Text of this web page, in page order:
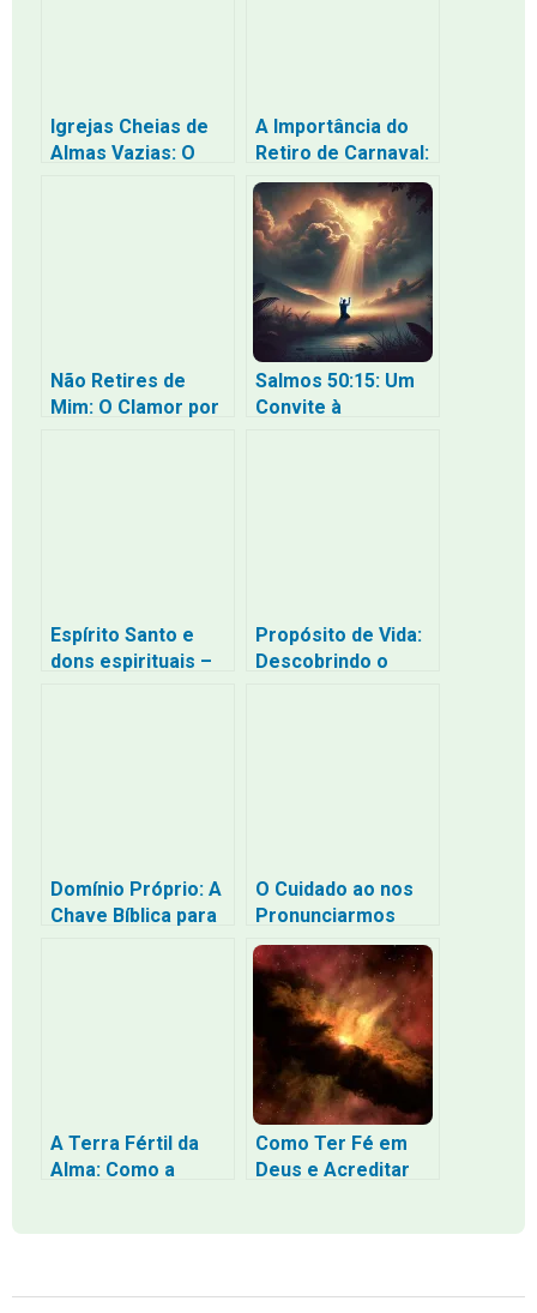
Igrejas Cheias de
Almas Vazias: O
A Importância do
Retiro de Carnaval:
Reflexão e
Santificação
Não Retires de
Mim: O Clamor por
Salmos 50:15: Um
Convite à
Espírito Santo e
dons espirituais –
Propósito de Vida:
Descobrindo o
Domínio Próprio: A
Chave Bíblica para
O Cuidado ao nos
Pronunciarmos
sobre Deus: Será
que Ele Pensa
como Nós?
A Terra Fértil da
Alma: Como a
Como Ter Fé em
Deus e Acreditar